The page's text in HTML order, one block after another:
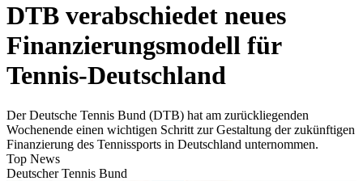
DTB verabschiedet neues
Finanzierungsmodell für
Tennis-Deutschland
Der Deutsche Tennis Bund (DTB) hat am zurückliegenden
Wochenende einen wichtigen Schritt zur Gestaltung der zukünftigen
Finanzierung des Tennissports in Deutschland unternommen.
Top News
Deutscher Tennis Bund